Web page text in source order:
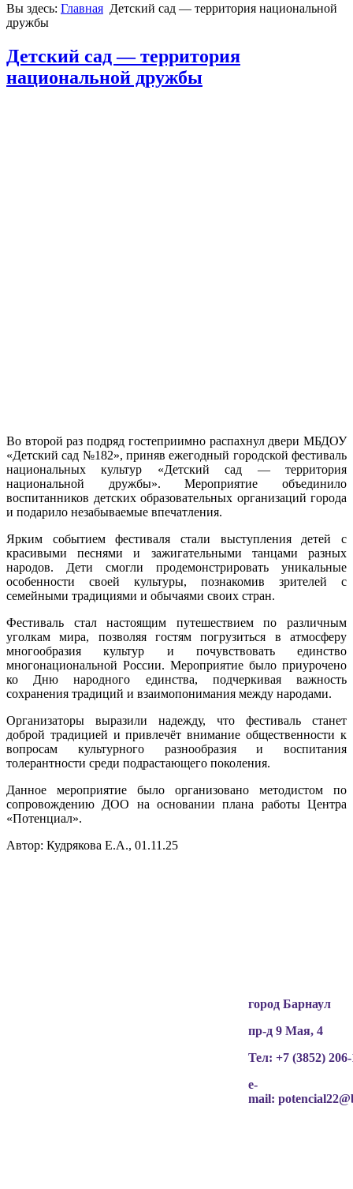
Вы здесь: Главная Детский сад — территория национальной
дружбы
Детский сад — территория
национальной дружбы
Во второй раз подряд гостеприимно распахнул двери МБДОУ
«Детский сад №182», приняв ежегодный городской фестиваль
национальных культур «Детский сад — территория
национальной дружбы». Мероприятие объединило
воспитанников детских образовательных организаций города
и подарило незабываемые впечатления.
Ярким событием фестиваля стали выступления детей с
красивыми песнями и зажигательными танцами разных
народов. Дети смогли продемонстрировать уникальные
особенности своей культуры, познакомив зрителей с
семейными традициями и обычаями своих стран.
Фестиваль стал настоящим путешествием по различным
уголкам мира, позволяя гостям погрузиться в атмосферу
многообразия культур и почувствовать единство
многонациональной России. Мероприятие было приурочено
ко Дню народного единства, подчеркивая важность
сохранения традиций и взаимопонимания между народами.
Организаторы выразили надежду, что фестиваль станет
доброй традицией и привлечёт внимание общественности к
вопросам культурного разнообразия и воспитания
толерантности среди подрастающего поколения.
Данное мероприятие было организовано методистом по
сопровождению ДОО на основании плана работы Центра
«Потенциал».
Автор: Кудрякова Е.А., 01.11.25
город Барнаул
пр-д 9 Мая, 4
Тел: +7 (3852)
e-
mail: